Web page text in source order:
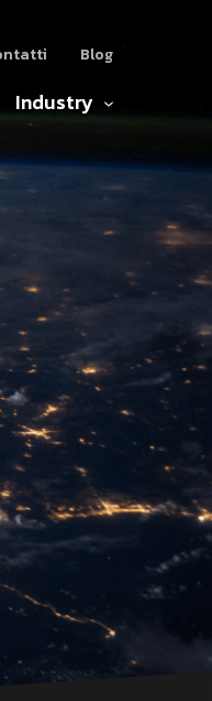
Industry
Blog